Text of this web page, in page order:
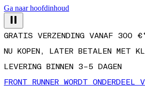
Ga naar hoofdinhoud
GRATIS VERZENDING VANAF 300
NU KOPEN, LATER BETALEN MET
LEVERING BINNEN 3–5 DAGEN
FRONT RUNNER WORDT ONDERDEEL